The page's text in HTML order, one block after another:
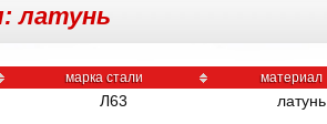
латунь
марка стали материал
Л63 латунь